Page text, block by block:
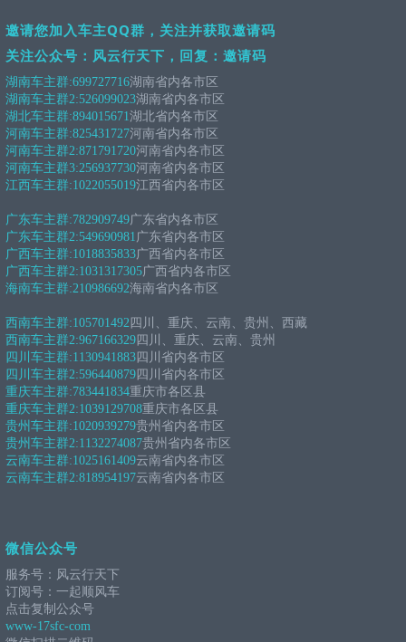
邀请您加入车主QQ群，关注并获取邀请码
关注公众号：风云行天下，回复：邀请码
湖南车主群:699727716湖南省内各市区
湖南车主群2:526099023湖南省内各市区
湖北车主群:894015671湖北省内各市区
河南车主群:825431727河南省内各市区
河南车主群2:871791720河南省内各市区
河南车主群3:256937730河南省内各市区
江西车主群:1022055019江西省内各市区
广东车主群:782909749广东省内各市区
广东车主群2:549690981广东省内各市区
广西车主群:1018835833广西省内各市区
广西车主群2:1031317305广西省内各市区
海南车主群:210986692海南省内各市区
西南车主群:105701492 四川、重庆、云南、贵州、西藏
西南车主群2:967166329 四川、重庆、云南、贵州
四川车主群:1130941883 四川省内各市区
四川车主群2:596440879 四川省内各市区
重庆车主群:783441834重庆市各区县
重庆车主群2:1039129708重庆市各区县
贵州车主群:1020939279贵州省内各市区
贵州车主群2:1132274087贵州省内各市区
云南车主群:1025161409云南省内各市区
云南车主群2:818954197云南省内各市区
微信公众号
服务号：风云行天下
订阅号：一起顺风车
点击复制公众号
www-17sfc-com